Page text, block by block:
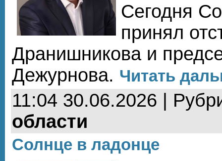
Сегодня
принял
Дранишникова и
Дежурнова. Читать
11:04 30.06.2026 |
области
Солнце в ладонце